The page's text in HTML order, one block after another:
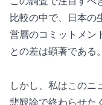
比較の中で、日本の
営層のコミットメン
との差は顕著である。
しかし、私はこのニ
悲観論で終わらせた